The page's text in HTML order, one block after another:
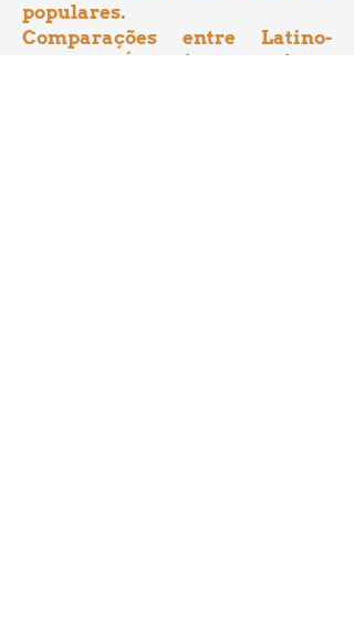
populares.
Comparações entre Latino-